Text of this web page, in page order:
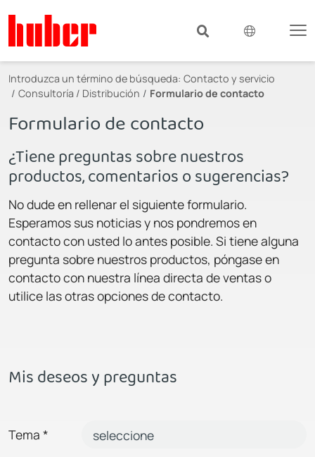
Introduzca un término de búsqueda: Contacto y servicio
Consultoría / Distribución
Formulario de contacto
Formulario de contacto
¿Tiene preguntas sobre nuestros
productos, comentarios o sugerencias?
No dude en rellenar el siguiente formulario.
Esperamos sus noticias y nos pondremos en
contacto con usted lo antes posible. Si tiene alguna
pregunta sobre nuestros productos, póngase en
contacto con nuestra línea directa de ventas o
utilice las otras opciones de contacto.
Mis deseos y preguntas
Tema *